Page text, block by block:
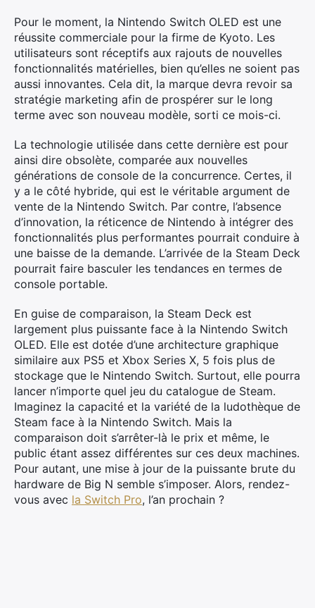
Pour le moment, la Nintendo Switch OLED est une
réussite commerciale pour la firme de Kyoto. Les
utilisateurs sont réceptifs aux rajouts de nouvelles
fonctionnalités matérielles, bien qu’elles ne soient pas
aussi innovantes. Cela dit, la marque devra revoir sa
stratégie marketing afin de prospérer sur le long
terme avec son nouveau modèle, sorti ce mois-ci.
La technologie utilisée dans cette dernière est pour
ainsi dire obsolète, comparée aux nouvelles
générations de console de la concurrence. Certes, il
y a le côté hybride, qui est le véritable argument de
vente de la Nintendo Switch. Par contre, l’absence
d’innovation, la réticence de Nintendo à intégrer des
fonctionnalités plus performantes pourrait conduire à
une baisse de la demande. L’arrivée de la Steam Deck
pourrait faire basculer les tendances en termes de
console portable.
En guise de comparaison, la Steam Deck est
largement plus puissante face à la Nintendo Switch
OLED. Elle est dotée d’une architecture graphique
similaire aux PS5 et Xbox Series X, 5 fois plus de
stockage que le Nintendo Switch. Surtout, elle pourra
lancer n’importe quel jeu du catalogue de Steam.
Imaginez la capacité et la variété de la ludothèque de
Steam face à la Nintendo Switch. Mais la
comparaison doit s’arrêter-là le prix et même, le
public étant assez différentes sur ces deux machines.
Pour autant, une mise à jour de la puissante brute du
hardware de Big N semble s’imposer. Alors, rendez-
vous avec la Switch Pro, l’an prochain ?